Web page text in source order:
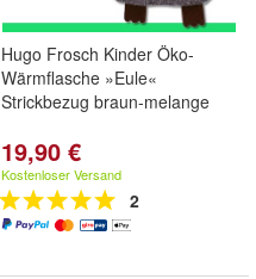
Hugo Frosch Kinder Öko-
Wärmflasche »Eule«
Strickbezug braun-melange
19,90 €
Kostenloser Versand
2